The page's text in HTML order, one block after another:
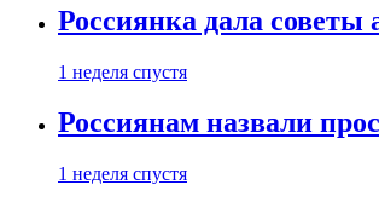
Россиянка дала советы
1 неделя спустя
Россиянам назвали
1 неделя спустя